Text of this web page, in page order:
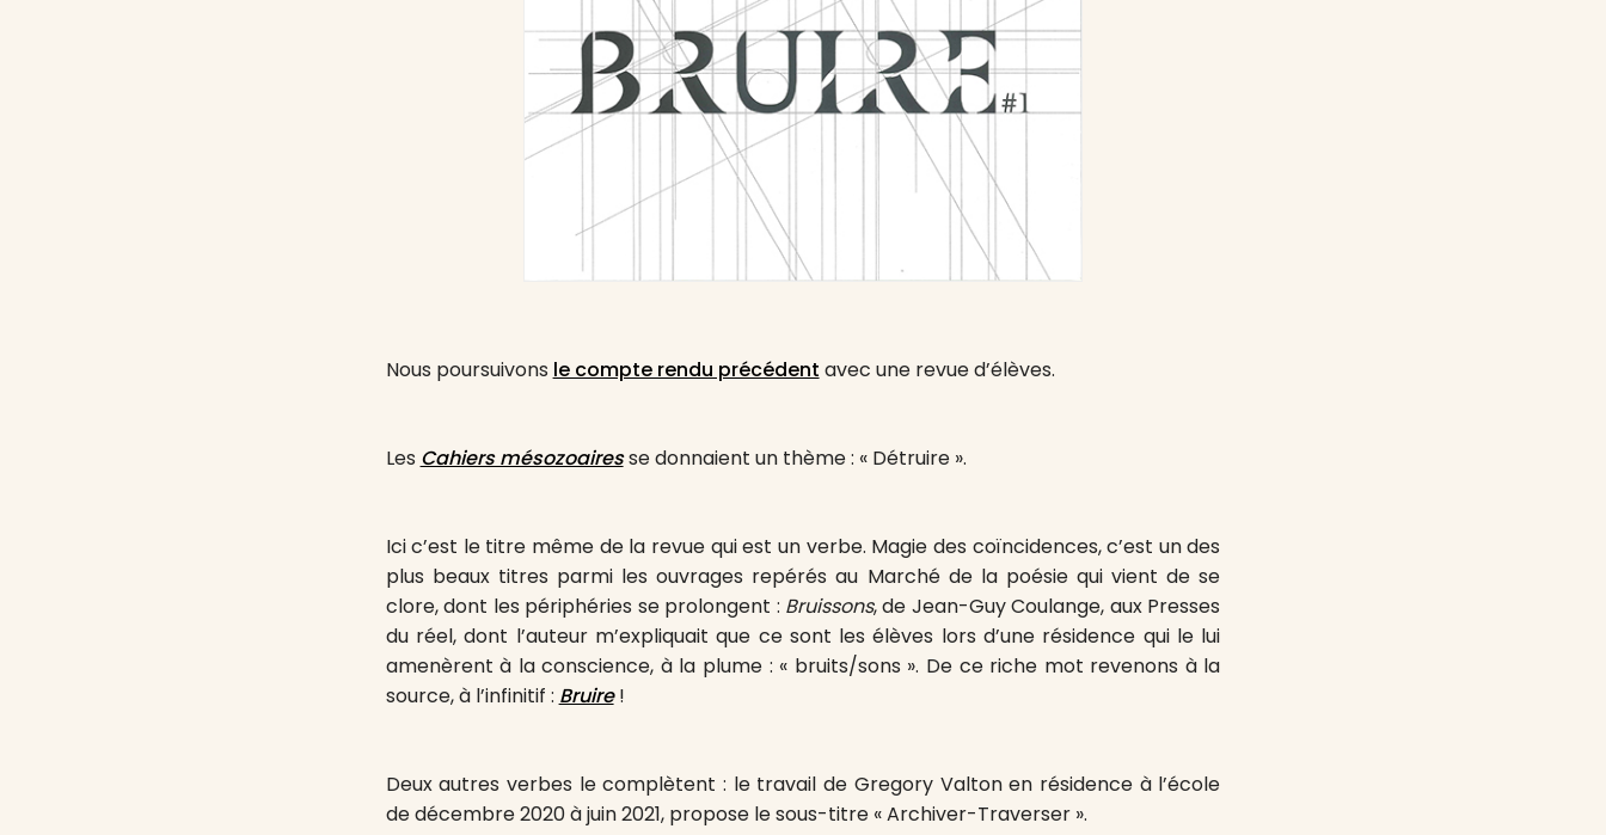
Nous poursuivons le compte rendu précédent avec une revue d’élèves.
Les Cahiers mésozoairesse donnaient un thème : « Détruire ».
Ici c’est le titre même de la revue qui est un verbe. Magie des coïncidences, c’est un des
plus beaux titres parmi les ouvrages repérés au Marché de la poésie qui vient de se
clore, dont les périphéries se prolongent : Bruissons, de Jean-Guy Coulange, aux Presses
du réel, dont l’auteur m’expliquait que ce sont les élèves lors d’une résidence qui le lui
amenèrent à la conscience, à la plume : « bruits/sons ». De ce riche mot revenons à la
source, à l’infinitif : Bruire!
Deux autres verbes le complètent : le travail de Gregory Valton en résidence à l’école
de décembre 2020 à juin 2021, propose le sous-titre « Archiver-Traverser ».